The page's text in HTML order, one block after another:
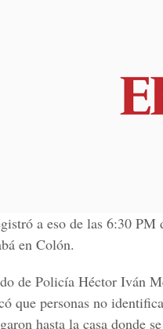
a eso de las 6:30 PM
en Colón.
de Policía Héctor Iván
que personas no
hasta la casa donde